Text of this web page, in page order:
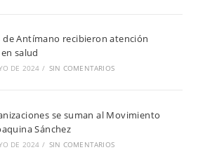
de Antímano recibieron atención
salud
DE 2024 / SIN COMENTARIOS
se suman al Movimiento
Sánchez
DE 2024 / SIN COMENTARIOS